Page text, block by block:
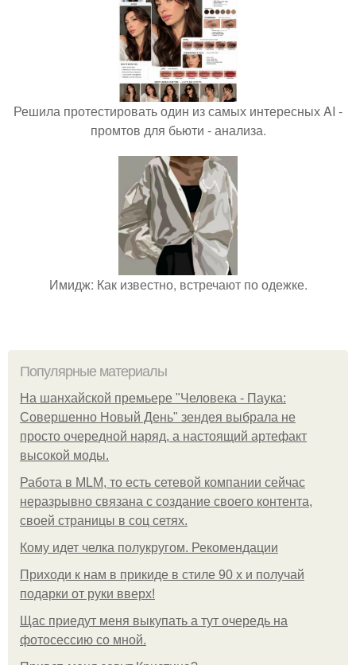
Решила протестировать один из самых интересных AI -
промтов для бьюти - анализа.
Имидж: Как известно, встречают по одежке.
Популярные материалы
На шанхайской премьере "Человека - Паука:
Совершенно Новый День" зендея выбрала не
просто очередной наряд, а настоящий артефакт
высокой моды.
Работа в MLM, то есть сетевой компании сейчас
неразрывно связана с создание своего контента,
своей страницы в соц сетях.
Кому идет челка полукругом. Рекомендации
Приходи к нам в прикиде в стиле 90 х и получай
подарки от руки вверх!
Щас приедут меня выкупать а тут очередь на
фотосессию со мной.